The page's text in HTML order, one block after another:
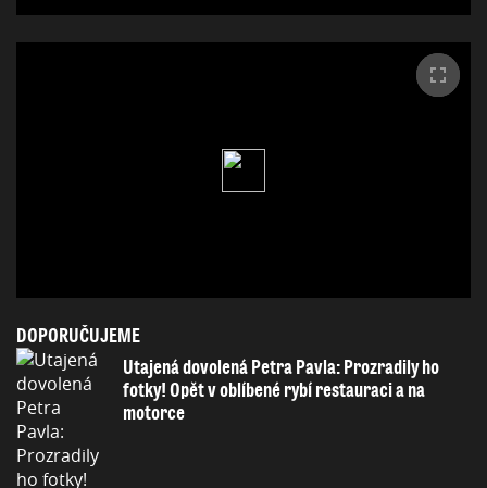
DOPORUČUJEME
Utajená dovolená Petra Pavla: Prozradily ho
fotky! Opět v oblíbené rybí restauraci a na
motorce